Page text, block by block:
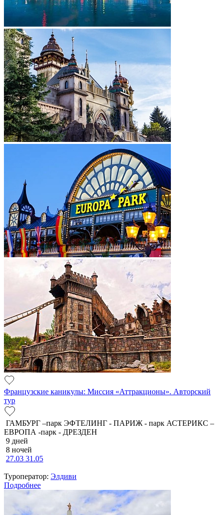
Французские каникулы: Миссия «Аттракционы». Авторский
тур
ГАМБУРГ –парк ЭФТЕЛИНГ - ПАРИЖ - парк АСТЕРИКС –
ЕВРОПА -парк - ДРЕЗДЕН
9 дней
8 ночей
27.03 31.05
Туроператор: Элдиви
Подробнее